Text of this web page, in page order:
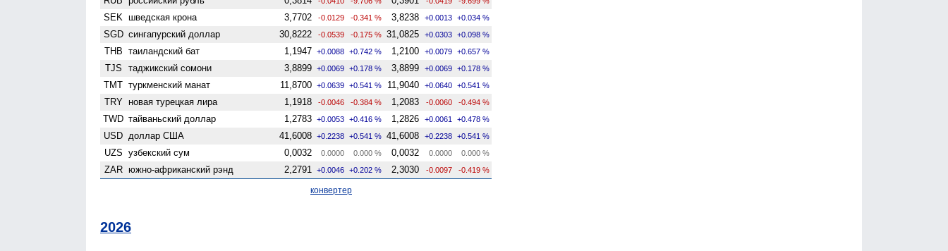
SEK шведская крона 3,7702 -0.0129 -0.341 % 3,8238 +0.0013 +0.034 %
SGD сингапурский доллар 30,8222 -0.0539 -0.175 % 31,0825 +0.0303 +0.098 %
THB таиландский бат 1,1947 +0.0088 +0.742 % 1,2100 +0.0079 +0.657 %
TJS таджикский сомони 3,8899 +0.0069 +0.178 % 3,8899 +0.0069 +0.178 %
TMT туркменский манат 11,8700 +0.0639 +0.541 % 11,9040 +0.0640 +0.541 %
TRY новая турецкая лира 1,1918 -0.0046 -0.384 % 1,2083 -0.0060 -0.494 %
TWD тайваньский доллар 1,2783 +0.0053 +0.416 % 1,2826 +0.0061 +0.478 %
USD доллар США 41,6008 +0.2238 +0.541 % 41,6008 +0.2238 +0.541 %
UZS узбекский сум 0,0032 0.0000 0.000 % 0,0032 0.0000 0.000 %
ZAR южно-африканский рэнд 2,2791 +0.0046 +0.202 % 2,3030 -0.0097 -0.419 %
конвертер
2026